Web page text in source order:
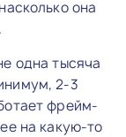
она
одна тысяча
2-3
фрейм-
на какую-то